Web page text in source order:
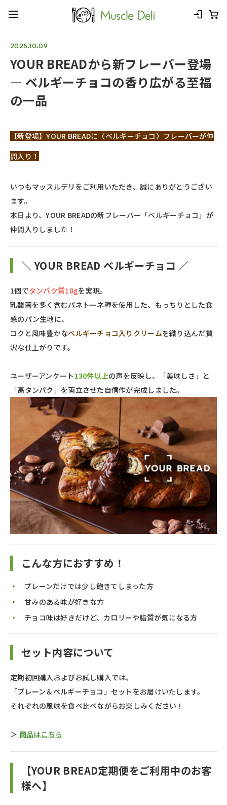
2025.10.09
YOUR BREADから新フレーバー登場
— ベルギーチョコの香り広がる至福
の一品
【新登場】YOUR BREADに〈ベルギーチョコ〉フレーバーが仲
間入り！
いつもマッスルデリをご利用いただき、誠にありがとうござい
ます。
本日より、YOUR BREADの新フレーバー「ベルギーチョコ」が
仲間入りしました！
＼ YOUR BREAD ベルギーチョコ ／
1個でタンパク質18gを実現。
乳酸菌を多く含むパネトーネ種を使用した、もっちりとした食
感のパン生地に、
コクと風味豊かなベルギーチョコ入りクリームを織り込んだ贅
沢な仕上がりです。
ユーザーアンケート 130件以上の声を反映し、「美味しさ」と
「高タンパク」を両立させた自信作が完成しました。
こんな方におすすめ！
プレーンだけでは少し飽きてしまった方
甘みのある味が好きな方
チョコ味は好きだけど、カロリーや脂質が気になる方
セット内容について
定期初回購入およびお試し購入では、
「プレーン＆ベルギーチョコ」セットをお届けいたします。
それぞれの風味を食べ比べながらお楽しみください！
＞ 商品はこちら
【YOUR BREAD定期便をご利用中のお客
様へ】